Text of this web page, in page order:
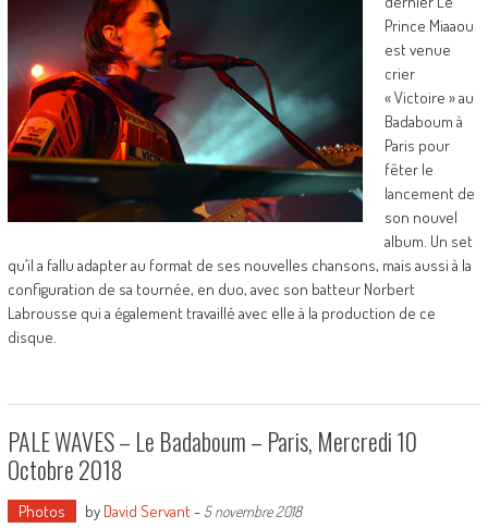
Prince Miaaou
est venue
crier
« Victoire » au
Badaboum à
Paris pour
fêter le
lancement de
son nouvel
album. Un set
qu’il a fallu adapter au format de ses nouvelles chansons, mais aussi à la
configuration de sa tournée, en duo, avec son batteur Norbert
Labrousse qui a également travaillé avec elle à la production de ce
disque.
PALE WAVES – Le Badaboum – Paris, Mercredi 10
Octobre 2018
Photos by David Servant- 5 novembre 2018